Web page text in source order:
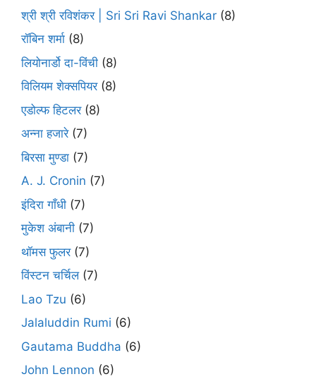
श्री श्री रविशंकर | Sri Sri Ravi Shankar (8)
रॉबिन शर्मा (8)
लियोनार्डो दा-विंची (8)
विलियम शेक्सपियर(8)
एडोल्फ हिटलर(8)
अन्ना हजारे(7)
बिरसा मुण्डा (7)
A. J. Cronin (7)
इंदिरा गाँधी (7)
मुकेश अंबानी (7)
थॉमस फुलर(7)
विंस्टन चर्चिल(7)
Lao Tzu (6)
Jalaluddin Rumi (6)
Gautama Buddha (6)
John Lennon (6)